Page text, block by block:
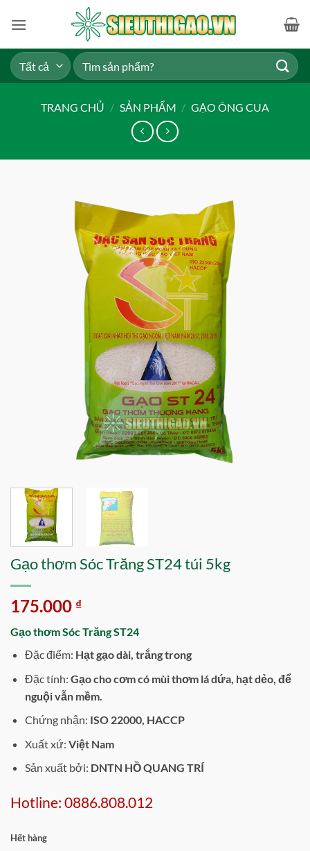
qua
dung
Tìm
kiếm:
TRANG CHỦ / SẢN PHẨM / GẠO ÔNG CUA
Gạo thơm Sóc Trăng ST24 túi 5kg
175.000 ₫
Gạo thơm Sóc Trăng ST24
Đặc điểm: Hạt gạo dài, trắng trong
Đặc tính: Gạo cho cơm có mùi thơm lá dứa, hạt dẻo, để
nguội vẫn mềm.
Chứng nhận: ISO 22000, HACCP
Xuất xứ: Việt Nam
Sản xuất bởi: DNTN HỒ QUANG TRÍ
Hotline: 0886.808.012
Hết hàng